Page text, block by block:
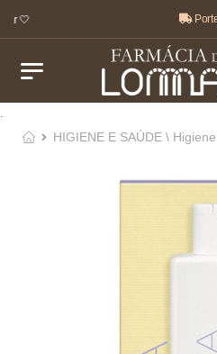
🤍
HIGIENE E SAÚDE \